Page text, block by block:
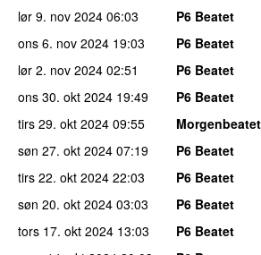
lør 9. nov 2024 06:03
P6 Beatet
ons 6. nov 2024 19:03
P6 Beatet
lør 2. nov 2024 02:51
P6 Beatet
ons 30. okt 2024 19:49
P6 Beatet
tirs 29. okt 2024 09:55
Morgenbeatet
søn 27. okt 2024 07:19
P6 Beatet
tirs 22. okt 2024 22:03
P6 Beatet
søn 20. okt 2024 03:03
P6 Beatet
tors 17. okt 2024 13:03
P6 Beatet